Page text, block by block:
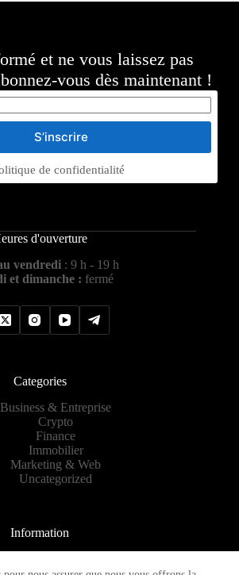
et ne vous laissez pas
vous dès maintenant !
S’inscrire
de confidentialité
d'ouverture
vendredi : 9 h - 19 h
et dimanche : fermé
Categories
Business & Entreprise
Crypto
Finance
Immobilier
Marketing & Web
Uncategorized
Information